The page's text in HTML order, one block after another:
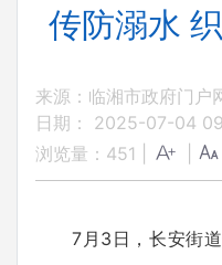
传防溺水
来源：临湘市政府门户
日期： 2025-07-04
浏览量： 451
7月3日，长安街道